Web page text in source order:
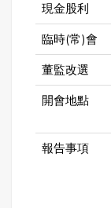
現金股利
臨時(常)會
董監改選
開會地點
報告事項